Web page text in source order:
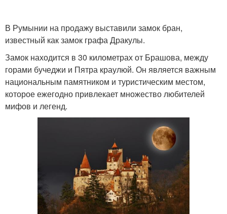
В Румынии на продажу выставили замок бран,
известный как замок графа Дракулы.
Замок находится в 30 километрах от Брашова, между
горами бучеджи и Пятра краулюй. Он является важным
национальным памятником и туристическим местом,
которое ежегодно привлекает множество любителей
мифов и легенд.